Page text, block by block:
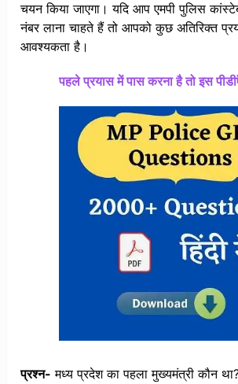
चयन किया जाएगा। यदि आप एमपी पुलिस
नंबर लाना चाहते हैं तो आपको कुछ अतिरिक्त
आवश्यकता है।
पहले प्रयास में पास करना है तो इस
प्रश्न- मध्य प्रदेश का पहला मुख्यमंत्री कौन